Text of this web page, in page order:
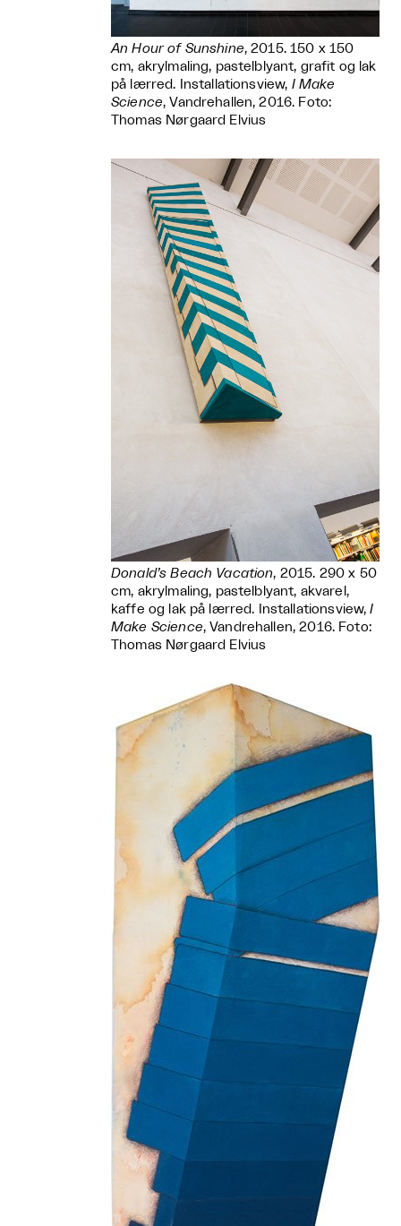
An Hour of Sunshine, 2015. 150 x 150
cm, akrylmaling, pastelblyant, grafit og lak
på lærred. Installationsview, I Make
Science, Vandrehallen, 2016. Foto:
Thomas Nørgaard Elvius
Donald’s Beach Vacation, 2015. 290 x 50
cm, akrylmaling, pastelblyant, akvarel,
kaffe og lak på lærred. Installationsview,I
Make Science, Vandrehallen, 2016. Foto:
Thomas Nørgaard Elvius